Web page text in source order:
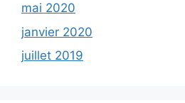
mai 2020
janvier 2020
juillet 2019